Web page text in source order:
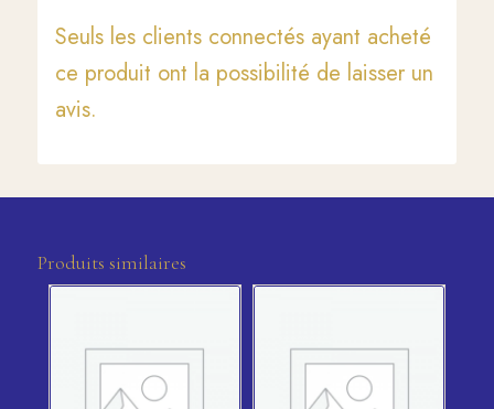
Seuls les clients connectés ayant acheté
ce produit ont la possibilité de laisser un
avis.
Produits similaires